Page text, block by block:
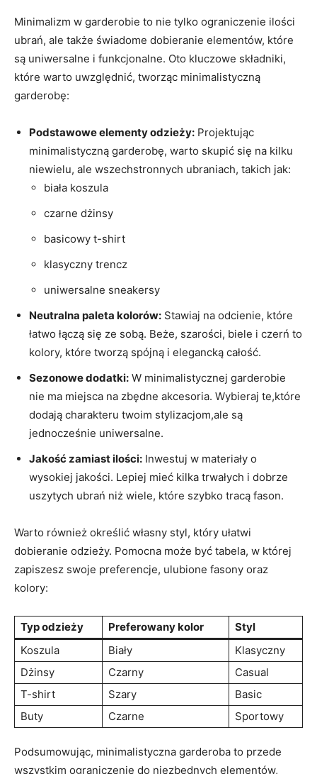
Minimalizm w garderobie to nie tylko ograniczenie ilości
ubrań, ale także świadome dobieranie elementów, które
są uniwersalne i funkcjonalne. Oto kluczowe składniki,
które warto uwzględnić, tworząc minimalistyczną
garderobę:
Podstawowe elementy odzieży: Projektując
minimalistyczną garderobę, warto skupić się na kilku
niewielu, ale wszechstronnych ubraniach, takich jak:
biała koszula
czarne dżinsy
basicowy t-shirt
klasyczny trencz
uniwersalne sneakersy
Neutralna paleta kolorów: Stawiaj na odcienie, które
łatwo łączą się ze sobą. Beże, szarości, biele i czerń to
kolory, które tworzą spójną i elegancką całość.
Sezonowe dodatki: W minimalistycznej garderobie
nie ma miejsca na zbędne akcesoria. Wybieraj te,które
dodają charakteru twoim stylizacjom,ale są
jednocześnie uniwersalne.
Jakość zamiast ilości: Inwestuj w materiały o
wysokiej jakości. Lepiej mieć kilka trwałych i dobrze
uszytych ubrań niż wiele, które szybko tracą fason.
Warto również określić własny styl, który ułatwi
dobieranie odzieży. Pomocna może być tabela, w której
zapiszesz swoje preferencje, ulubione fasony oraz
kolory:
Typ odzieży Preferowany kolor
Styl
Koszula
Biały
Klasyczny
Dżinsy
Czarny
Casual
T-shirt
Szary
Basic
Buty
Czarne Sportowy
Podsumowując, minimalistyczna garderoba to przede
wszystkim ograniczenie do niezbędnych elementów,